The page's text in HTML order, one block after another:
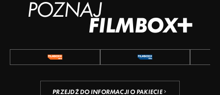
POZNAJ
FILMBOX+
PRZEJDŹ DO INFORMACJI O PAKIECIE